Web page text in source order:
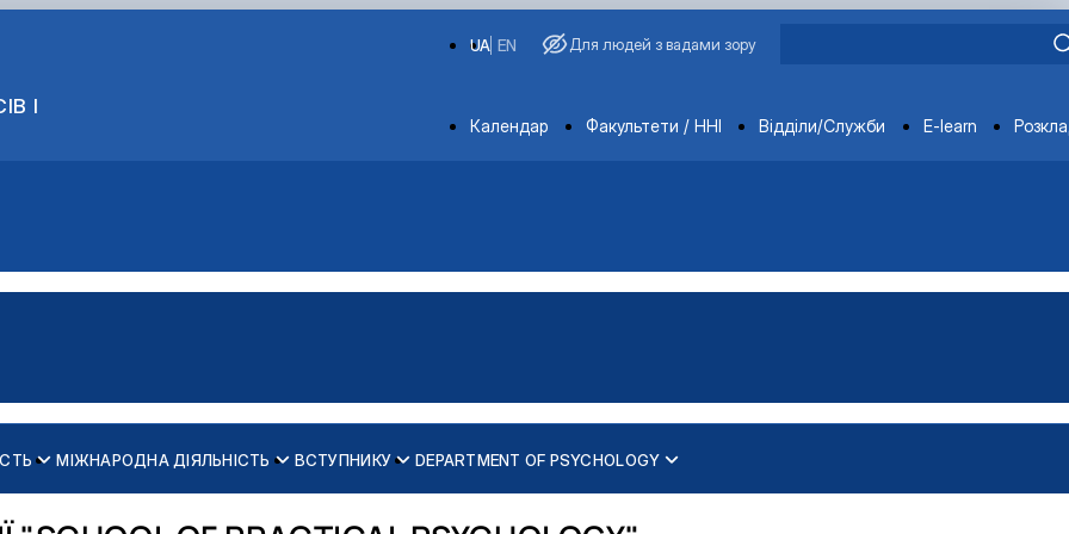
І
EN
UA Для людей з вадами зору
Departments
Календар Факультети / ННІ Відділи/Служби E-learn
МІЖНАРОДНА ДІЯЛЬНІСТЬ
кафедри психології
ВСТУПНИКУ DEPARTMENT OF PSYCHOLOGY